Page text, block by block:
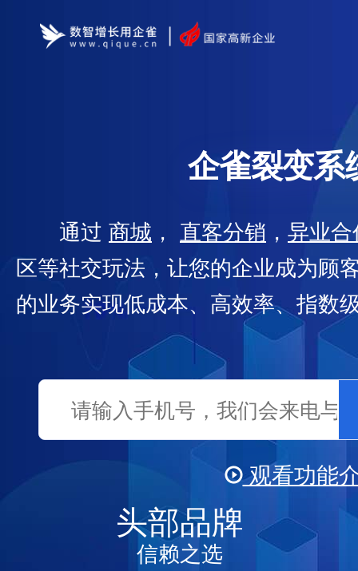
企雀裂变
通过 商城 ， 直客分销 ， 异业合
区等社交玩法，让您的企业成为顾
的业务实现低成本、高效率、指数
观看功能
视频
头部品牌
信赖之选